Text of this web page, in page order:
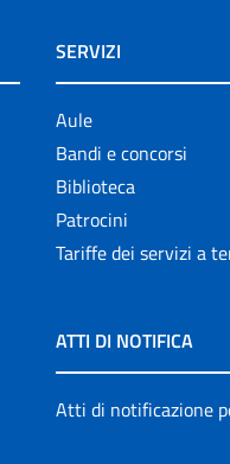
SERVIZI
Aule
Bandi e concorsi
Biblioteca
Patrocini
Tariffe dei servizi a
ATTI DI NOTIFICA
Atti di notificazione